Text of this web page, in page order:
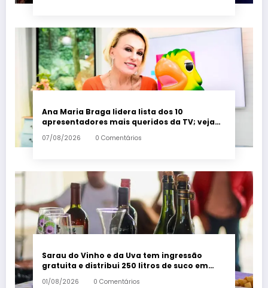
Ana Maria Braga lidera lista dos 10
apresentadores mais queridos da TV; veja
ranking – Em Dia ES
07/08/2026 0 Comentários
Sarau do Vinho e da Uva tem ingressão
gratuita e distribui 250 litros de suco em
Santa Teresa – Em Dia ES
01/08/2026 0 Comentários